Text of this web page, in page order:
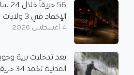
56
الإخماد في 3 ولايات
4 أغسطس 2026
بعد تدخلات برية
المدنية تخمد 34 حريقا في 24 ساعة